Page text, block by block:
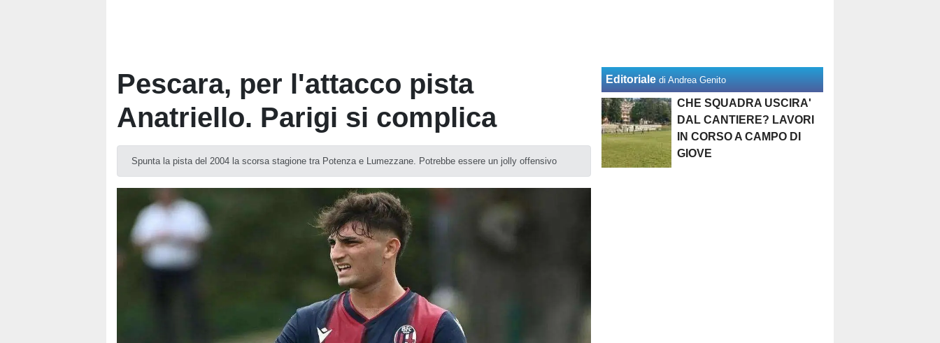
Pescara, per l'attacco pista
Anatriello. Parigi si complica
Spunta la pista del 2004 la scorsa stagione tra Potenza e Lumezzane. Potrebbe essere un jolly offensivo
Editoriale di Andrea Genito
CHE SQUADRA USCIRA'
DAL CANTIERE? LAVORI
IN CORSO A CAMPO DI
GIOVE